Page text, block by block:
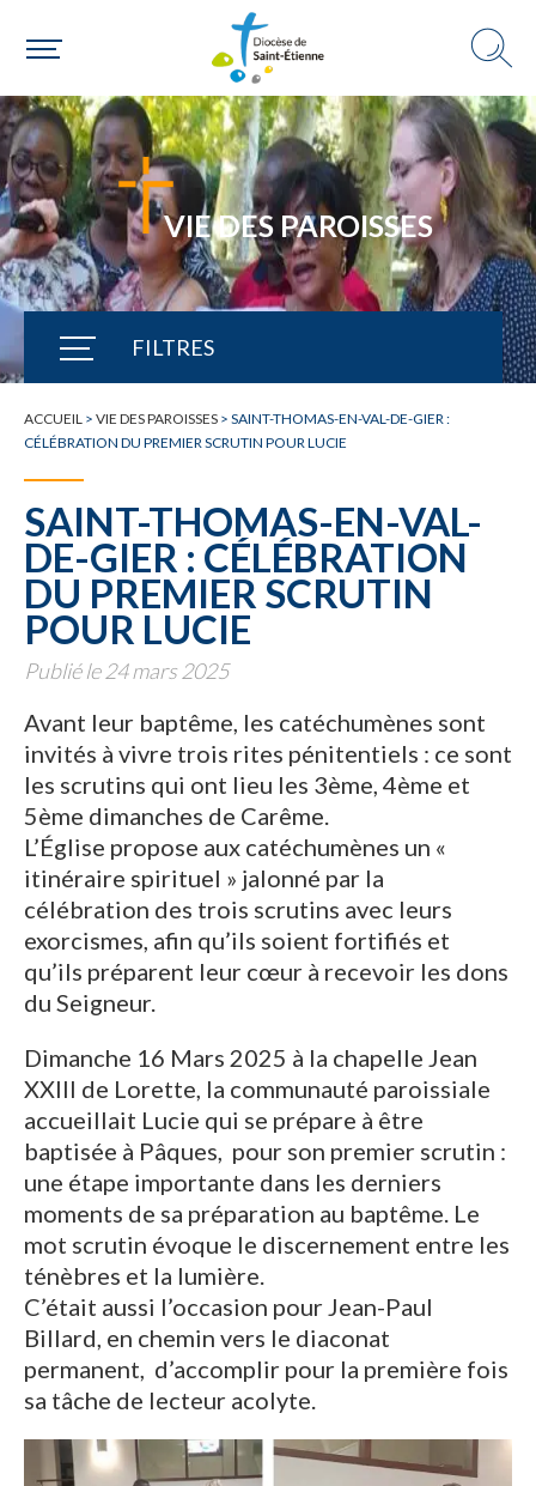
VIE DES PAROISSES
FILTRES
TOUTE L'ACTUALITÉ
ACCUEIL > VIE DES PAROISSES > SAINT-THOMAS-EN-VAL-DE-GIER :
CÉLÉBRATION DU PREMIER SCRUTIN POUR LUCIE
SAINT-THOMAS-EN-VAL-
DE-GIER : CÉLÉBRATION
DU PREMIER SCRUTIN
POUR LUCIE
Publié le 24 mars 2025
Avant leur baptême, les catéchumènes sont
invités à vivre trois rites pénitentiels : ce sont
les scrutins qui ont lieu les 3ème, 4ème et
5ème dimanches de Carême.
L’Église propose aux catéchumènes un «
itinéraire spirituel » jalonné par la
célébration des trois scrutins avec leurs
exorcismes, afin qu’ils soient fortifiés et
qu’ils préparent leur cœur à recevoir les dons
du Seigneur.
Dimanche 16 Mars 2025 à la chapelle Jean
XXIII de Lorette, la communauté paroissiale
accueillait Lucie qui se prépare à être
baptisée à Pâques, pour son premier scrutin :
une étape importante dans les derniers
moments de sa préparation au baptême. Le
mot scrutin évoque le discernement entre les
ténèbres et la lumière.
C’était aussi l’occasion pour Jean-Paul
Billard, en chemin vers le diaconat
permanent, d’accomplir pour la première fois
sa tâche de lecteur acolyte.